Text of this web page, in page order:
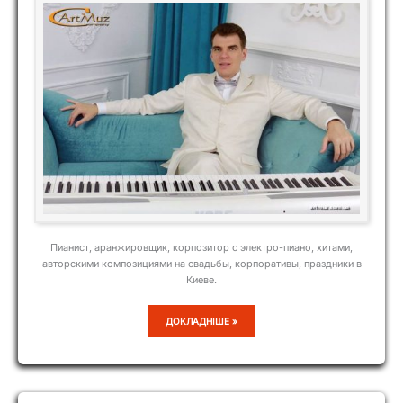
Пианист, аранжировщик, корпозитор с электро-пиано, хитами,
авторскими композициями на свадьбы, корпоративы, праздники в
Киеве.
ПАВЕЛ
ДОКЛАДНІШЕ »